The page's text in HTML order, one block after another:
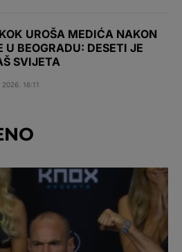
UROŠA MEDIĆA NAKON
U BEOGRADU: DESETI JE
SVIJETA
16:11